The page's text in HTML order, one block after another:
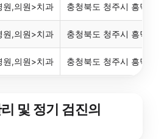
원,의원>치과 충청북도 청주시 흥덕
원,의원>치과 충청북도 청주시 흥덕
원,의원>치과 충청북도 청주시 흥덕구
및 정기 검진의